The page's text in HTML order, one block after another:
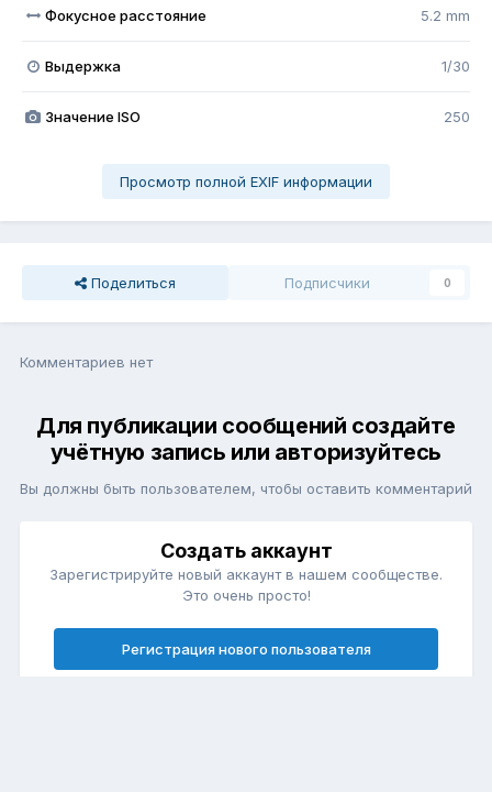
Фокусное расстояние 5.2 mm
Выдержка 1/30
Значение ISO 250
Просмотр полной EXIF информации
Поделиться Подписчики 0
Комментариев нет
Для публикации сообщений создайте
учётную запись или авторизуйтесь
Вы должны быть пользователем, чтобы оставить комментарий
Создать аккаунт
Зарегистрируйте новый аккаунт в нашем сообществе.
Это очень просто!
Регистрация нового пользователя